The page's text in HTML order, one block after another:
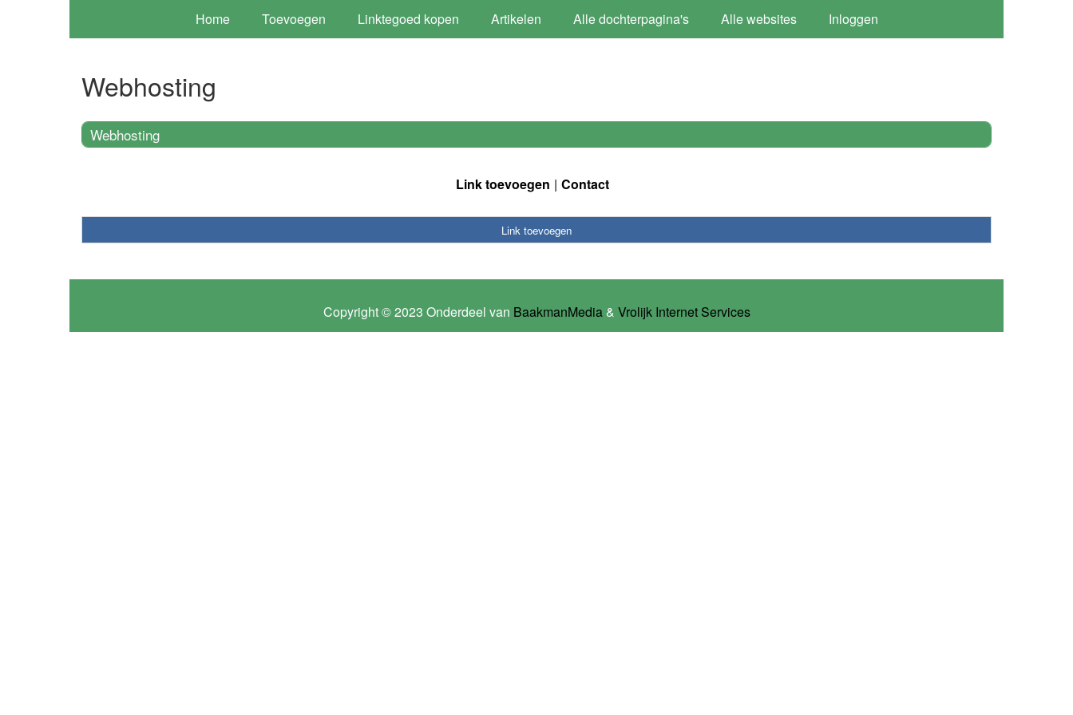
Home Toevoegen Linktegoed kopen Artikelen Alle dochterpagina's Alle websites Inloggen
Webhosting
Webhosting
Link toevoegen Contact
Link toevoegen
Copyright © 2023 Onderdeel van BaakmanMedia& Vrolijk Internet Services